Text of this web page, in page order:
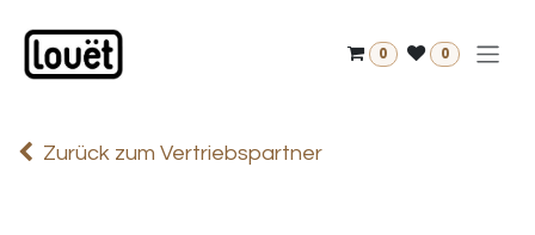
0 0
Zurück zum Vertriebspartner